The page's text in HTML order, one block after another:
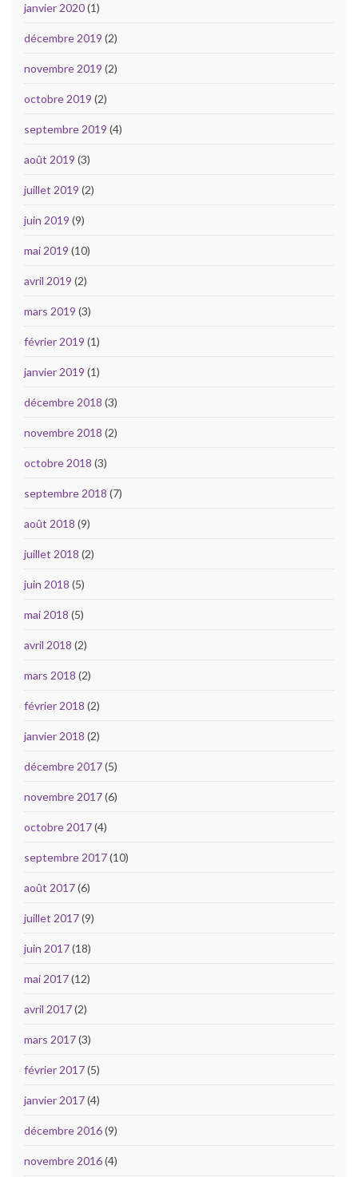
janvier 2020(1)
décembre 2019 (2)
novembre 2019 (2)
octobre 2019 (2)
septembre 2019 (4)
août 2019 (3)
juillet 2019 (2)
juin 2019 (9)
mai 2019 (10)
avril 2019 (2)
mars 2019 (3)
février 2019 (1)
janvier 2019 (1)
décembre 2018 (3)
novembre 2018 (2)
octobre 2018 (3)
septembre 2018 (7)
août 2018 (9)
juillet 2018 (2)
juin 2018 (5)
mai 2018 (5)
avril 2018 (2)
mars 2018 (2)
février 2018 (2)
janvier 2018 (2)
décembre 2017(5)
novembre 2017(6)
octobre 2017(4)
septembre 2017(10)
août 2017(6)
juillet 2017(9)
juin 2017(18)
mai 2017(12)
avril 2017(2)
mars 2017(3)
février 2017(5)
janvier 2017(4)
décembre 2016(9)
novembre 2016(4)